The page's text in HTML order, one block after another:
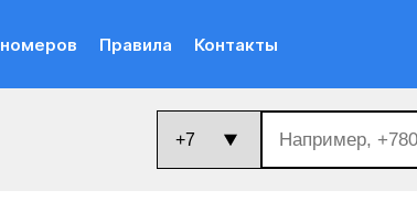
Правила Контакты